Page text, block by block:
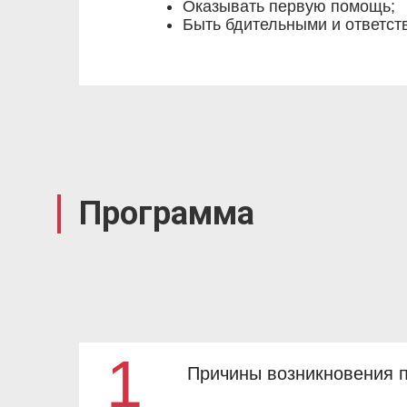
Оказывать первую помощь;
Быть бдительными и
Программа
1 Причины возникновения